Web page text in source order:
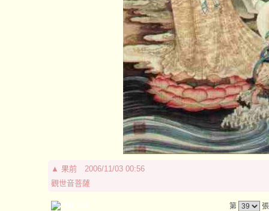
▲ 果前
2006/11/03 00:56
觀世音菩薩
第